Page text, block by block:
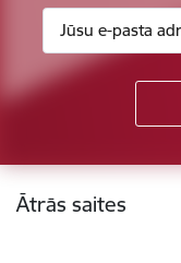
Kājene
Ātrās saites